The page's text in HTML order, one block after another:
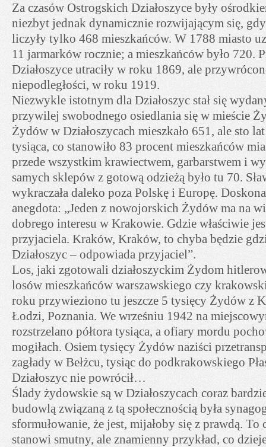
Za czasów Ostrogskich Działoszyce były
niezbyt jednak dynamicznie rozwijającym się,
liczyły tylko 468 mieszkańców. W 1788 miasto
11 jarmarków rocznie; a mieszkańców było 720.
Działoszyce utraciły w roku 1869, ale
niepodległości, w roku 1919.
Niezwykle istotnym dla Działoszyc stał się
przywilej swobodnego osiedlania się w mieście
Żydów w Działoszycach mieszkało 651, ale sto
tysiąca, co stanowiło 83 procent mieszkańców
przede wszystkim krawiectwem, garbarstwem i
samych sklepów z gotową odzieżą było tu 70.
wykraczała daleko poza Polskę i Europę.
anegdota: „Jeden z nowojorskich Żydów ma na
dobrego interesu w Krakowie. Gdzie właściwie
przyjaciela. Kraków, Kraków, to chyba będzie
Działoszyc – odpowiada przyjaciel”.
Los, jaki zgotowali działoszyckim Żydom
losów mieszkańców warszawskiego czy
roku przywieziono tu jeszcze 5 tysięcy Żydów z
Łodzi, Poznania. We wrześniu 1942 na
rozstrzelano półtora tysiąca, a ofiary mordu
mogiłach. Osiem tysięcy Żydów naziści
zagłady w Bełżcu, tysiąc do podkrakowskiego
Działoszyc nie powrócił…
Ślady żydowskie są w Działoszycach coraz
budowlą związaną z tą społecznością była
sformułowanie, że jest, mijałoby się z prawdą. To
stanowi smutny, ale znamienny przykład, co